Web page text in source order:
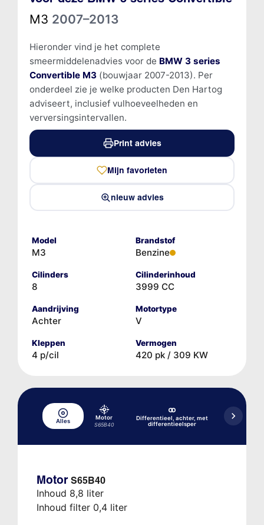
M3 2007–2013
Hieronder vind je het complete
smeermiddelenadvies voor de BMW 3 series
Convertible M3(bouwjaar 2007-2013). Per
onderdeel zie je welke producten Den Hartog
adviseert, inclusief vulhoeveelheden en
verversingsintervallen.
Print advies
Mijn favorieten
nieuw advies
Model
M3
Brandstof
Benzine
Cilinders
8
Cilinderinhoud
3999 CC
Aandrijving
Achter
Motortype
V
Kleppen
4 p/cil
Vermogen
420 pk / 309 KW
Alles
Motor
S65B40
Differentieel, achter, met
differentieelsper
Motor S65B40
Inhoud 8,8 liter
Inhoud filter 0,4 liter